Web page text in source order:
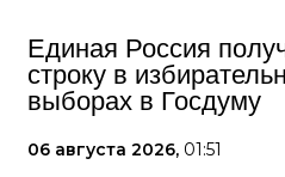
Единая Россия
строку в
выборах в Госдуму
06 августа 2026, 01:51